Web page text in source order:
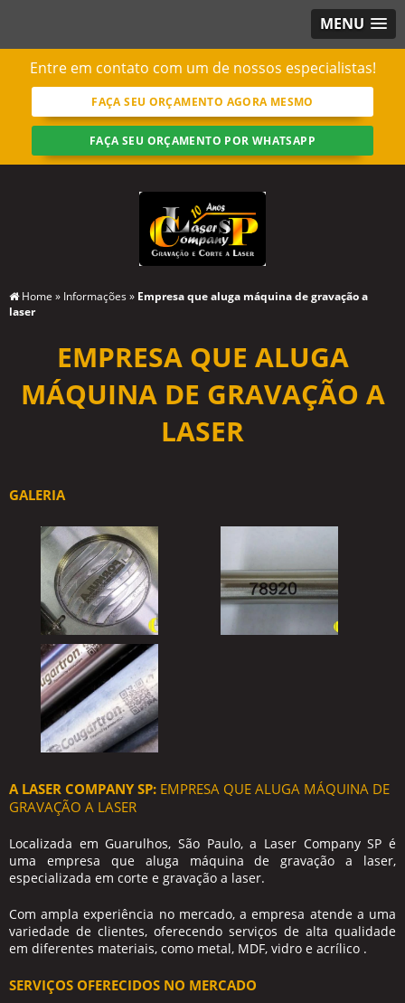
MENU
Entre em contato com um de nossos especialistas!
FAÇA SEU ORÇAMENTO AGORA MESMO
FAÇA SEU ORÇAMENTO POR WHATSAPP
Home » Informações » Empresa que aluga máquina de gravação a
laser
EMPRESA QUE ALUGA
MÁQUINA DE GRAVAÇÃO A
LASER
GALERIA
A LASER COMPANY SP: EMPRESA QUE ALUGA MÁQUINA DE
GRAVAÇÃO A LASER
Localizada em Guarulhos, São Paulo, a Laser Company SP é
uma empresa que aluga máquina de gravação a laser,
especializada em corte e gravação a laser.
Com ampla experiência no mercado, a empresa atende a uma
variedade de clientes, oferecendo serviços de alta qualidade
em diferentes materiais, como metal, MDF, vidro e acrílico .
SERVIÇOS OFERECIDOS NO MERCADO